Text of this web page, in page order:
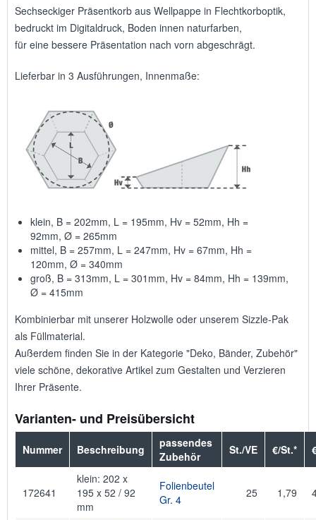
Sechseckiger Präsentkorb aus Wellpappe in Flechtkorboptik,
bedruckt im Digitaldruck, Boden innen naturfarben,
für eine bessere Präsentation nach vorn abgeschrägt.
Lieferbar in 3 Ausführungen, Innenmaße:
klein, B = 202mm, L = 195mm, Hv = 52mm, Hh =
92mm, Ø = 265mm
mittel, B = 257mm, L = 247mm, Hv = 67mm, Hh =
120mm, Ø = 340mm
groß, B = 313mm, L = 301mm, Hv = 84mm, Hh = 139mm,
Ø = 415mm
Kombinierbar mit unserer Holzwolle oder unserem Sizzle-Pak
als Füllmaterial.
Außerdem finden Sie in der Kategorie "Deko, Bänder, Zubehör"
viele schöne, dekorative Artikel zum Gestalten und Verzieren
Ihrer Präsente.
Varianten- und Preisübersicht
Nummer Beschreibung
passendes
Zubehör
St./VE €/St.*
172641
klein: 202 x
195 x 52 / 92
mm
Folienbeutel
Gr. 4
25 1,79